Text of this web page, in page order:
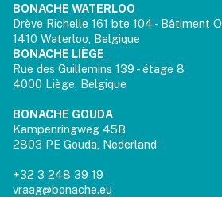
BONACHE WATERLOO
Drève Richelle 161 bte 104 - Bâtiment O
1410 Waterloo, Belgique
BONACHE LIÈGE
Rue des Guillemins 139 - étage 8
4000 Liège, Belgique
BONACHE GOUDA
Kampenringweg 45B
2803 PE Gouda, Nederland
+32 3 248 39 19
vraag@bonache.eu